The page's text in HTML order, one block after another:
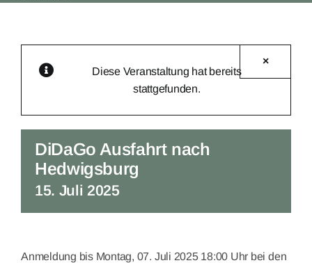
Diese Veranstaltung hat bereits
stattgefunden.
×
DiDaGo Ausfahrt nach
Hedwigsburg
15. Juli 2025
Anmeldung bis Montag, 07. Juli 2025 18:00 Uhr bei den